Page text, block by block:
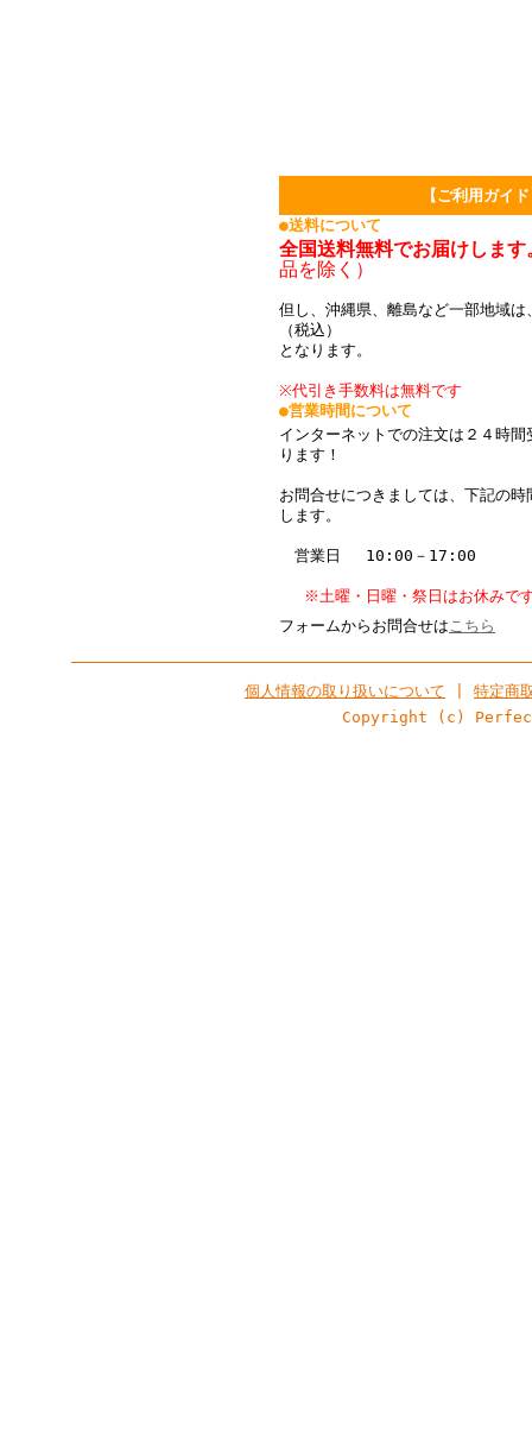
【ご利用ガイ
●送料について
全国送料無料でお届けします
品を除く）
但し、沖縄県、離島など一部地域
（税込）
となります。
※代引き手数料は無料です
●営業時間について
インターネットでの注文は２４時間
ります！
お問合せにつきましては、下記の時
します。
営業日 10:00－17:00
※土曜・日曜・祭日はお休みで
フォームからお問合せはこちら
個人情報の取り扱いについて
特定商
Copyright (c)